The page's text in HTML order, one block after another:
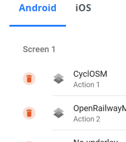
Android iOS